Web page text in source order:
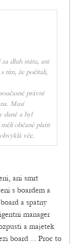
dluh státu, ani
tím, že počítali,
právní
Musí
daně a byl
občané platit
věc.
ani smrt
s boardem a
a spatny
manager
a majetek
board ... Proc to